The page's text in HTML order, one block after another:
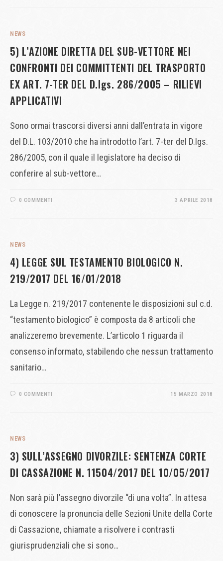
NEWS
5) L’AZIONE DIRETTA DEL SUB-VETTORE NEI
CONFRONTI DEI COMMITTENTI DEL TRASPORTO
EX ART. 7-TER DEL D.lgs. 286/2005 – RILIEVI
APPLICATIVI
Sono ormai trascorsi diversi anni dall’entrata in vigore
del D.L. 103/2010 che ha introdotto l’art. 7-ter del D.lgs.
286/2005, con il quale il legislatore ha deciso di
conferire al sub-vettore…
0 COMMENTI 3 APRILE 2018
NEWS
4) LEGGE SUL TESTAMENTO BIOLOGICO N.
219/2017 DEL 16/01/2018
La Legge n. 219/2017 contenente le disposizioni sul c.d.
“testamento biologico” è composta da 8 articoli che
analizzeremo brevemente. L’articolo 1 riguarda il
consenso informato, stabilendo che nessun trattamento
sanitario…
0 COMMENTI 15 MARZO 2018
NEWS
3) SULL’ASSEGNO DIVORZILE: SENTENZA CORTE
DI CASSAZIONE N. 11504/2017 DEL 10/05/2017
Non sarà più l’assegno divorzile “di una volta”. In attesa
di conoscere la pronuncia delle Sezioni Unite della Corte
di Cassazione, chiamate a risolvere i contrasti
giurisprudenziali che si sono…